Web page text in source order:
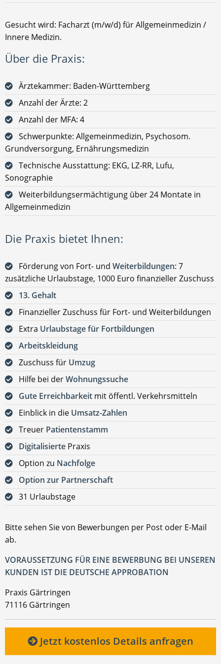
Gesucht wird: Facharzt (m/w/d) für Allgemeinmedizin /
Innere Medizin.
Über die Praxis:
Ärztekammer: Baden-Württemberg
Anzahl der Ärzte: 2
Anzahl der MFA: 4
Schwerpunkte: Allgemeinmedizin, Psychosom.
Grundversorgung, Ernährungsmedizin
Technische Ausstattung: EKG, LZ-RR, Lufu,
Sonographie
Weiterbildungsermächtigung über 24 Montate in
Allgemeinmedizin
Die Praxis bietet Ihnen:
Förderung von Fort- und Weiterbildungen: 7
zusätzliche Urlaubstage, 1000 Euro finanzieller Zuschuss
13. Gehalt
Finanzieller Zuschuss für Fort- und Weiterbildungen
Extra Urlaubstage für Fortbildungen
Arbeitskleidung
Zuschuss für Umzug
Hilfe bei derWohnungssuche
Gute Erreichbarkeit mit öffentl. Verkehrsmitteln
Einblick in die Umsatz-Zahlen
Treuer Patientenstamm
Digitalisierte Praxis
Option zu Nachfolge
Option zur Partnerschaft
31 Urlaubstage
Bitte sehen Sie von Bewerbungen per Post oder E-Mail
ab.
VORAUSSETZUNG FÜR EINE BEWERBUNG BEI UNSEREN
KUNDEN IST DIE DEUTSCHE APPROBATION
Praxis Gärtringen
71116 Gärtringen
Jetzt kostenlos Details anfragen